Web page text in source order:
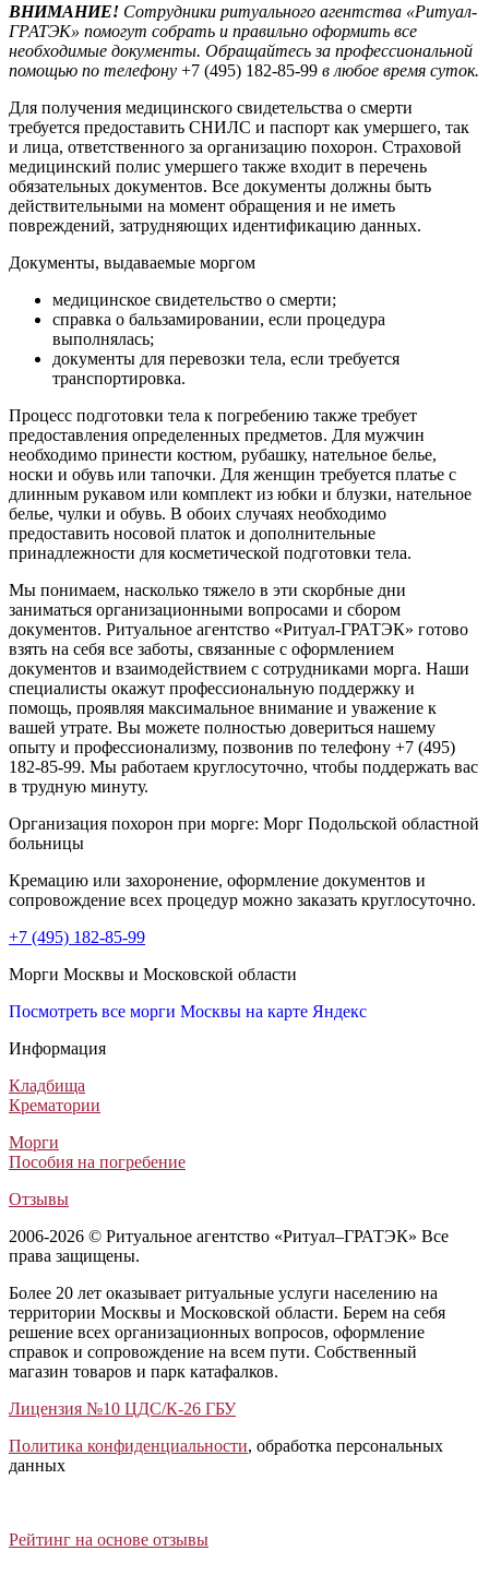
ВНИМАНИЕ! Сотрудники ритуального агентства «Ритуал-
ГРАТЭК» помогут собрать и правильно оформить все
необходимые документы. Обращайтесь за профессиональной
помощью по телефону +7 (495) 182-85-99 в любое время суток.
Для получения медицинского свидетельства о смерти
требуется предоставить СНИЛС и паспорт как умершего, так
и лица, ответственного за организацию похорон. Страховой
медицинский полис умершего также входит в перечень
обязательных документов. Все документы должны быть
действительными на момент обращения и не иметь
повреждений, затрудняющих идентификацию данных.
Документы, выдаваемые моргом
медицинское свидетельство о смерти;
справка о бальзамировании, если процедура
выполнялась;
документы для перевозки тела, если требуется
транспортировка.
Процесс подготовки тела к погребению также требует
предоставления определенных предметов. Для мужчин
необходимо принести костюм, рубашку, нательное белье,
носки и обувь или тапочки. Для женщин требуется платье с
длинным рукавом или комплект из юбки и блузки, нательное
белье, чулки и обувь. В обоих случаях необходимо
предоставить носовой платок и дополнительные
принадлежности для косметической подготовки тела.
Мы понимаем, насколько тяжело в эти скорбные дни
заниматься организационными вопросами и сбором
документов. Ритуальное агентство «Ритуал-ГРАТЭК» готово
взять на себя все заботы, связанные с оформлением
документов и взаимодействием с сотрудниками морга. Наши
специалисты окажут профессиональную поддержку и
помощь, проявляя максимальное внимание и уважение к
вашей утрате. Вы можете полностью довериться нашему
опыту и профессионализму, позвонив по телефону +7 (495)
182-85-99. Мы работаем круглосуточно, чтобы поддержать вас
в трудную минуту.
Организация похорон при морге: Морг Подольской областной
больницы
Кремацию или захоронение, оформление документов и
сопровождение всех процедур можно заказать круглосуточно.
+7 (495) 182-85-99
Морги Москвы и Московской области
Посмотреть все морги Москвы на карте Яндекс
Информация
Кладбища
Крематории
Морги
Пособия на погребение
Отзывы
2006-2026 © Ритуальное агентство «Ритуал–ГРАТЭК» Все
права защищены.
Более 20 лет оказывает ритуальные услуги населению на
территории Москвы и Московской области. Берем на себя
решение всех организационных вопросов, оформление
справок и сопровождение на всем пути. Собственный
магазин товаров и парк катафалков.
Лицензия №10 ЦДС/К-26 ГБУ
Политика конфиденциальности, обработка персональных
данных
Рейтинг на основе отзывы